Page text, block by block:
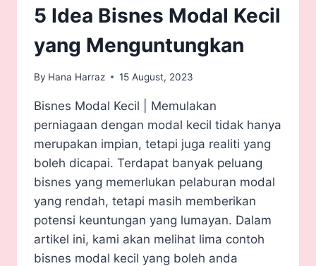
5 Idea Bisnes Modal Kecil
yang Menguntungkan
By Hana Harraz 15 August, 2023
Bisnes Modal Kecil | Memulakan
perniagaan dengan modal kecil tidak hanya
merupakan impian, tetapi juga realiti yang
boleh dicapai. Terdapat banyak peluang
bisnes yang memerlukan pelaburan modal
yang rendah, tetapi masih memberikan
potensi keuntungan yang lumayan. Dalam
artikel ini, kami akan melihat lima contoh
bisnes modal kecil yang boleh anda